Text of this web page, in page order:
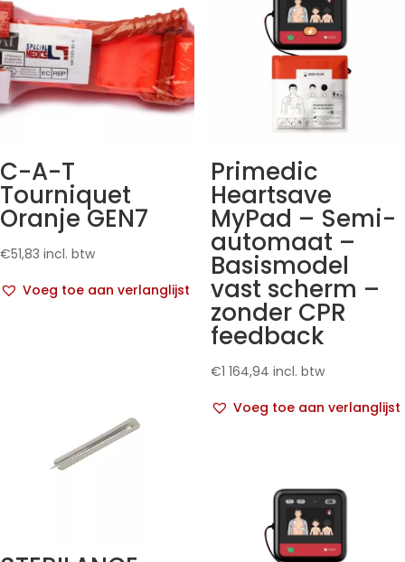
C-A-T
Tourniquet
Oranje GEN7
€51,83 incl. btw
Voeg toe aan verlanglijst
Primedic
Heartsave
MyPad – Semi-
automaat –
Basismodel
vast scherm –
zonder CPR
feedback
€1 164,94 incl. btw
Voeg toe aan verlanglijst